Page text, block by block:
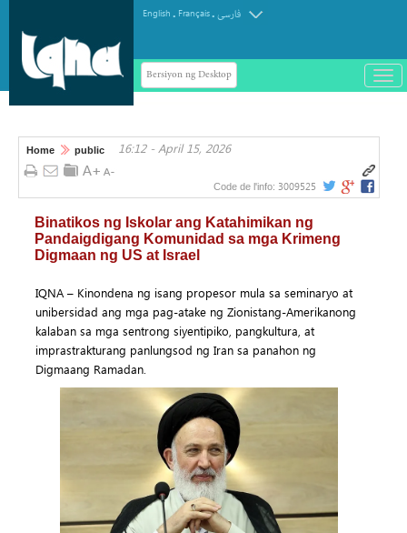
English . Français.فارسی
Bersiyon ng Desktop
باز
و
Home public 16:12 - April 15, 2026
Code de l'info: 3009525
Binatikos ng Iskolar ang Katahimikan ng
Pandaigdigang Komunidad sa mga Krimeng
Digmaan ng US at Israel
IQNA – Kinondena ng isang propesor mula sa seminaryo at
unibersidad ang mga pag-atake ng Zionistang-Amerikanong
kalaban sa mga sentrong siyentipiko, pangkultura, at
imprastrakturang panlungsod ng Iran sa panahon ng
Digmaang Ramadan.